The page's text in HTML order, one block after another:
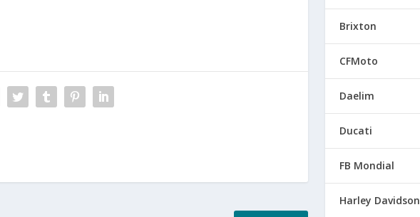
Brixton
CFMoto
Daelim
Ducati
FB Mondial
Harley Davidson